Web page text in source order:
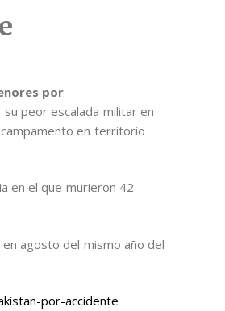
por
su peor escalada militar en
en territorio
en el que murieron 42
agosto del mismo año del
por-accidente